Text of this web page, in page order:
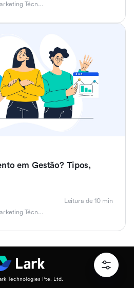
Especialista em Marketing Técnico de Produto
em Gestão? Tipos,
Especialista em Marketing Técnico de Produto
Leitura de 10 min
Technologies Pte. Ltd.